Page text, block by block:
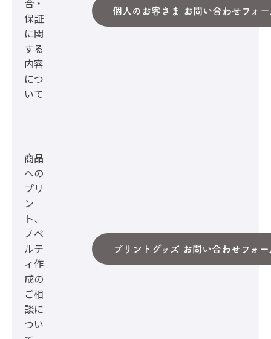
合・
保証
に関
する
内容
につ
いて
個人のお客さま お問い合わせフォー
商品
への
プリ
ン
ト、
ノベ
ルテ
ィ作
成の
ご相
談に
つい
プリントグッズ お問い合わせフォー